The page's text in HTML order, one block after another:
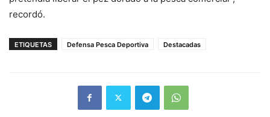
recordó.
ETIQUETAS Defensa Pesca Deportiva Destacadas